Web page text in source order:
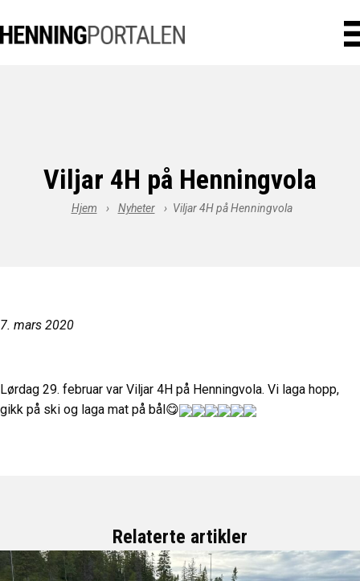
Viljar 4H på Henningvola
Hjem › Nyheter › Viljar 4H på Henningvola
7. mars 2020
Lørdag 29. februar var Viljar 4H på Henningvola. Vi laga hopp,
gikk på ski og laga mat på bål😋
Relaterte artikler